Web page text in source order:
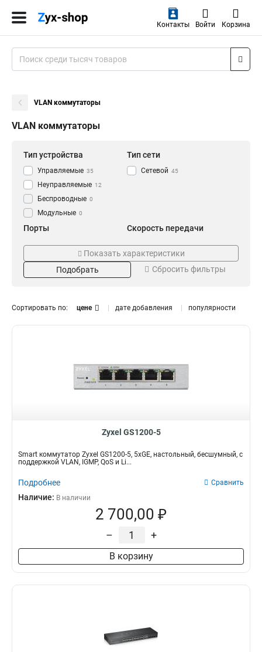
Контакты Войти Корзина
VLAN коммутаторы
VLAN коммутаторы
Тип устройства
Управляемые 35
Неуправляемые 12
Беспроводные 0
Модульные 0
Тип сети
Сетевой 45
Порты
2 0
12
Скорость передачи
10 100 2
100 1000 2
10 100 1000 39
L2 28
L3 8
Показать характеристики
Подобрать
Сбросить фильтры
Сортировать по: цене дате добавления популярности
Zyxel GS1200-5
Smart коммутатор Zyxel GS1200-5, 5xGE, настольный, бесшумный, с
поддержкой VLAN, IGMP, QoS и Li...
Подробнее Сравнить
Наличие: В наличии
2 700,00 ₽
– +
В корзину